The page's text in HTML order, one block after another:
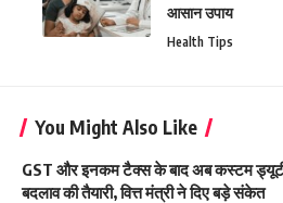
आसान उपाय
Health Tips
You Might Also Like
GST और इनकम टैक्स के बाद अब कस्टम
बदलाव की तैयारी, वित्त मंत्री ने दिए बड़े संकेत